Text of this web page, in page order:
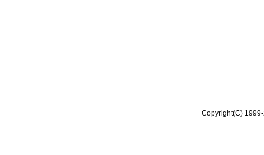
Copyright(C)